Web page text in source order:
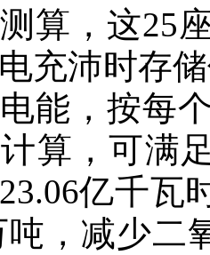
，这25座
充沛时存
能，按每
算，可满
亿千瓦
吨，减少二